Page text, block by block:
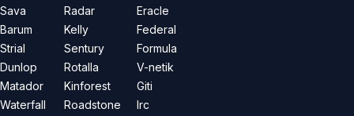
Sava
Barum
Strial
Dunlop
Matador
Waterfall
Radar
Kelly
Sentury
Rotalla
Kinforest
Roadstone
Eracle
Federal
Formula
V-netik
Giti
Irc